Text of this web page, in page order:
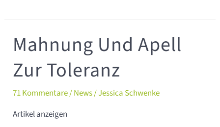
Mahnung Und Apell
Zur Toleranz
71 Kommentare/News/Jessica Schwenke
Artikel anzeigen
Mahnung
und
Apell
zur
Toleranz